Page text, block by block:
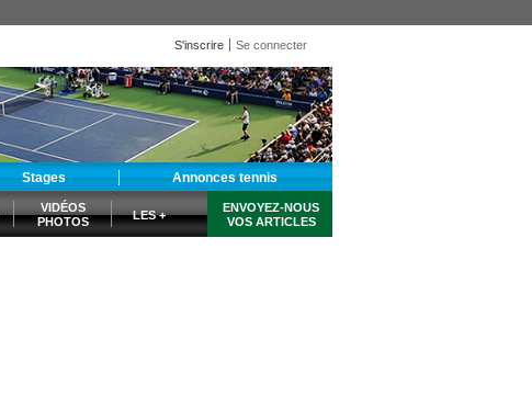
S'inscrire Se connecter
Stages Annonces tennis
VIDÉOS
PHOTOS
LES +
ENVOYEZ-NOUS
VOS ARTICLES